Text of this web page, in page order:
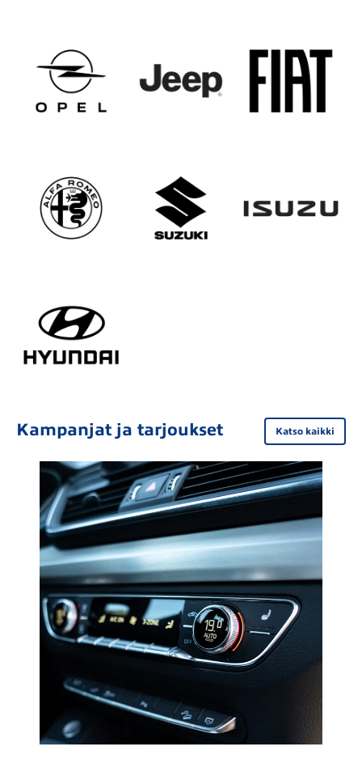
Kampanjat ja tarjoukset Katso kaikki